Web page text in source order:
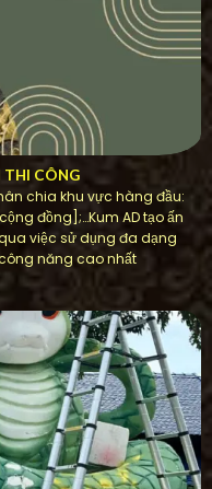
THI CÔNG
chia khu vực hàng đầu:
đồng];…Kum AD tạo ấn
việc sử dụng đa dạng
năng cao nhất